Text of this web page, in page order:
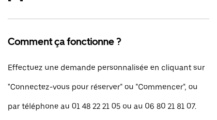
Comment ça fonctionne ?
Effectuez une demande personnalisée en cliquant sur
"Connectez-vous pour réserver" ou "Commencer", ou
par téléphone au 01 48 22 21 05 ou au 06 80 21 81 07.